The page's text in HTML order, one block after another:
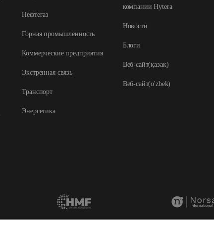
Нефтегаз
Горная промышленность
Коммерческие предприятия
Экстренная связь
Транспорт
Энергетика
компании Hytera
Новости
Блоги
Веб-сайт(қазақ)
Веб-сайт(o'zbek)